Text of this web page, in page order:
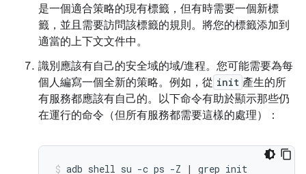
是一個適合策略的現有標籤，但有時需要一個新標
籤，並且需要訪問該標籤的規則。將您的標籤添加到
適當的上下文文件中。
識別應該有自己的安全域的域/進程。您可能需要為每
個人編寫一個全新的策略。例如，從 init 產生的所
有服務都應該有自己的。以下命令有助於顯示那些仍
在運行的命令（但所有服務都需要這樣的處理）：